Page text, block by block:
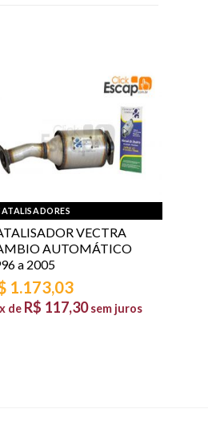
VECTRA
AUTOMÁTICO
a 2005
1.173,03
de R$ 117,30 sem juros